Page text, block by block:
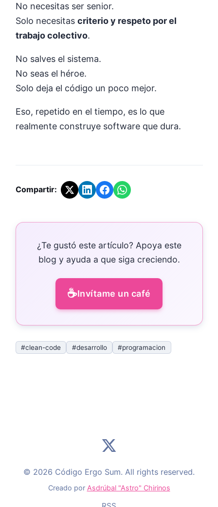
No necesitas ser senior.
Solo necesitas criterio y respeto por el
trabajo colectivo.
No salves el sistema.
No seas el héroe.
Solo deja el código un poco mejor.
Eso, repetido en el tiempo, es lo que
realmente construye software que dura.
Compartir:
¿Te gustó este artículo? Apoya este
blog y ayuda a que siga creciendo.
☕Invítame un café
#clean-code #desarrollo #programacion
© 2026 Código Ergo Sum. All rights reserved.
Creado por Asdrúbal "Astro" Chirinos